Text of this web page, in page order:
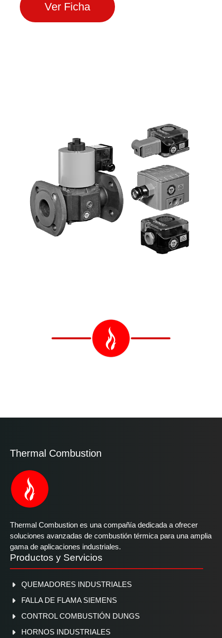
Ver Ficha
Thermal Combustion
Thermal Combustion es una compañía dedicada a ofrecer
soluciones avanzadas de combustión térmica para una amplia
gama de aplicaciones industriales.
Productos y Servicios
QUEMADORES INDUSTRIALES
FALLA DE FLAMA SIEMENS
CONTROL COMBUSTIÓN DUNGS
HORNOS INDUSTRIALES